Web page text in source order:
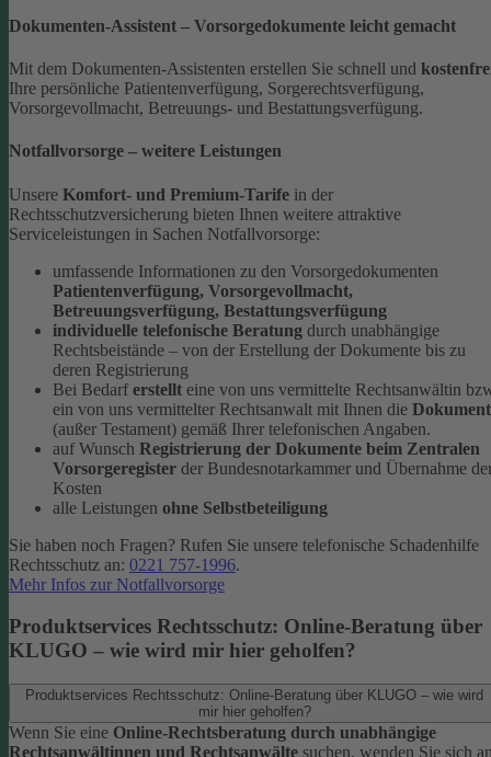
Dokumenten-Assistent – Vorsorgedokumente leicht gemacht
Mit dem Dokumenten-Assistenten erstellen Sie schnell und
Ihre persönliche Patientenverfügung, Sorgerechtsverfügung,
Vorsorgevollmacht, Betreuungs- und Bestattungsverfügung.
Notfallvorsorge – weitere Leistungen
Unsere Komfort- und Premium-Tarife in der
Rechtsschutzversicherung bieten Ihnen weitere attraktive
Serviceleistungen in Sachen Notfallvorsorge:
umfassende Informationen zu den Vorsorgedokumenten
Patientenverfügung, Vorsorgevollmacht,
Betreuungsverfügung, Bestattungsverfügung
individuelle telefonische Beratung durch unabhängige
Rechtsbeistände – von der Erstellung der Dokumente bis zu
deren Registrierung
Bei Bedarf erstellt eine von uns vermittelte Rechtsanwältin
ein von uns vermittelter Rechtsanwalt mit Ihnen die
(außer Testament) gemäß Ihrer telefonischen Angaben.
auf Wunsch Registrierung der Dokumente beim Zentralen
Vorsorgeregister der Bundesnotarkammer und Übernahme
Kosten
alle Leistungen ohne Selbstbeteiligung
Sie haben noch Fragen? Rufen Sie unsere telefonische Schadenhilfe
Rechtsschutz an: 0221 757-1996.
Mehr Infos zur Notfallvorsorge
Produktservices Rechtsschutz: Online-Beratung über
KLUGO – wie wird mir hier geholfen?
Produktservices Rechtsschutz: Online-Beratung über KLUGO – wie wird
mir hier geholfen?
Wenn Sie eine Online-Rechtsberatung durch unabhängige
Rechtsanwältinnen und Rechtsanwälte suchen, wenden Sie sich